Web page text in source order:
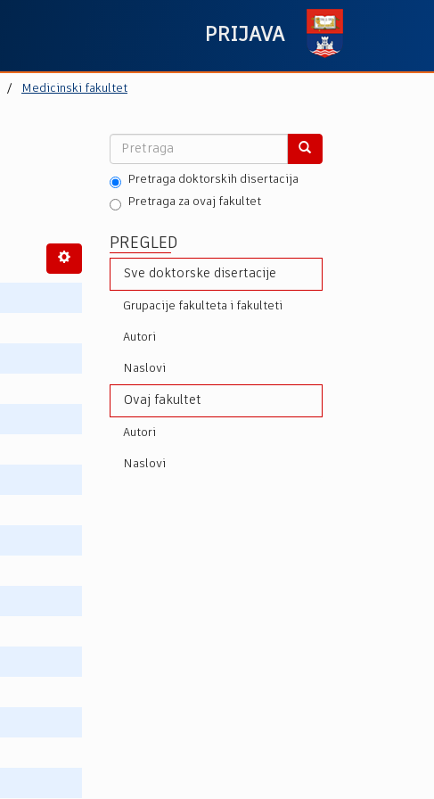
PRIJAVA
Medicinski fakultet
Pretraga doktorskih disertacija
Pretraga za ovaj fakultet
PREGLED
Sve doktorske disertacije
Grupacije fakulteta i fakulteti
Autori
Naslovi
Ovaj fakultet
Autori
Naslovi